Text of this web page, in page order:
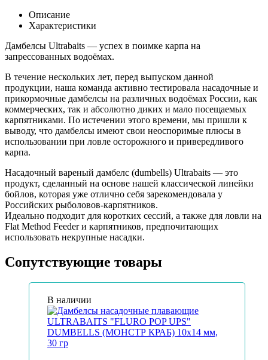
Описание
Характеристики
Дамбелсы Ultrabaits — успех в поимке карпа на
запрессованных водоёмах.
В течение нескольких лет, перед выпуском данной
продукции, наша команда активно тестировала насадочные и
прикормочные дамбелсы на различных водоёмах России, как
коммерческих, так и абсолютно диких и мало посещаемых
карпятниками. По истечении этого времени, мы пришли к
выводу, что дамбелсы имеют свои неоспоримые плюсы в
использовании при ловле осторожного и привередливого
карпа.
Насадочный вареный дамбелс (dumbells) Ultrabaits — это
продукт, сделанный на основе нашей классической линейки
бойлов, которая уже отлично себя зарекомендовала у
Российских рыболовов-карпятников.
Идеально подходит для коротких сессий, а также для ловли на
Flat Method Feeder и карпятников, предпочитающих
использовать некрупные насадки.
Сопутствующие товары
В наличии